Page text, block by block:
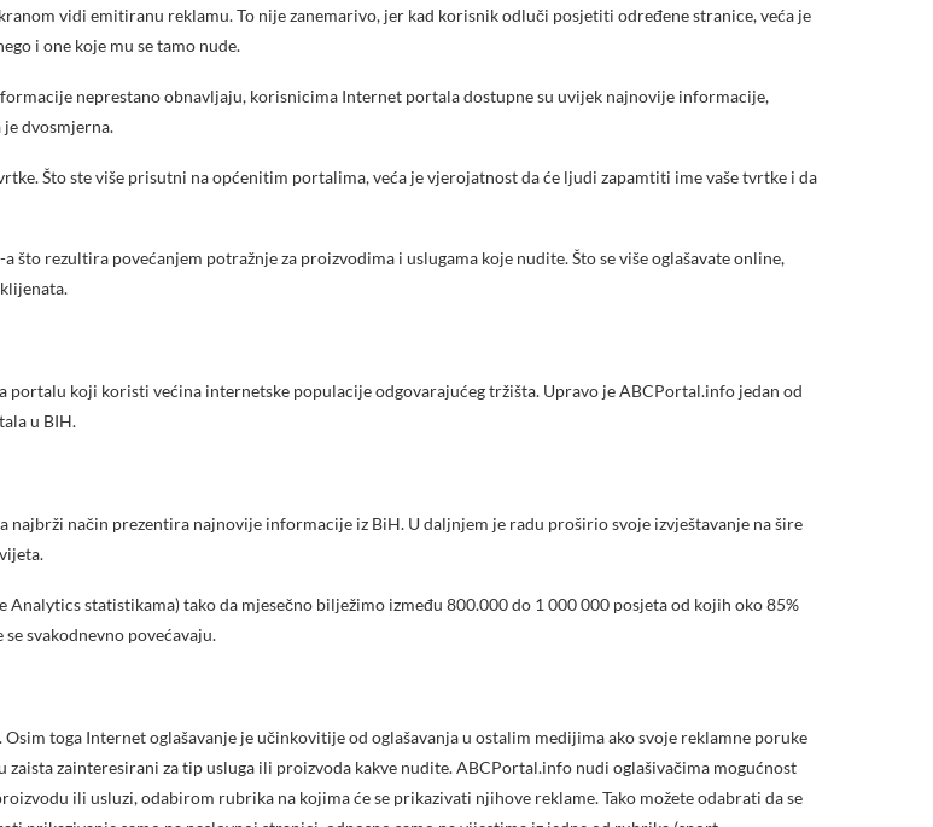
vidi emitiranu reklamu. To nije zanemarivo, jer kad korisnik odluči posjetiti određene stranice, veća je
i one koje mu se tamo nude.
neprestano obnavljaju, korisnicima Internet portala dostupne su uvijek najnovije informacije,
dvosmjerna.
Što ste više prisutni na općenitim portalima, veća je vjerojatnost da će ljudi zapamtiti ime vaše tvrtke i da
što rezultira povećanjem potražnje za proizvodima i uslugama koje nudite. Što se više oglašavate online,
portalu koji koristi većina internetske populacije odgovarajućeg tržišta. Upravo je ABCPortal.info jedan od
u BIH.
način prezentira najnovije informacije iz BiH. U daljnjem je radu proširio svoje izvještavanje na šire
statistikama) tako da mjesečno bilježimo između 800.000 do 1 000 000 posjeta od kojih oko 85%
svakodnevno povećavaju.
toga Internet oglašavanje je učinkovitije od oglašavanja u ostalim medijima ako svoje reklamne poruke
zainteresirani za tip usluga ili proizvoda kakve nudite. ABCPortal.info nudi oglašivačima mogućnost
ili usluzi, odabirom rubrika na kojima će se prikazivati njihove reklame. Tako možete odabrati da se